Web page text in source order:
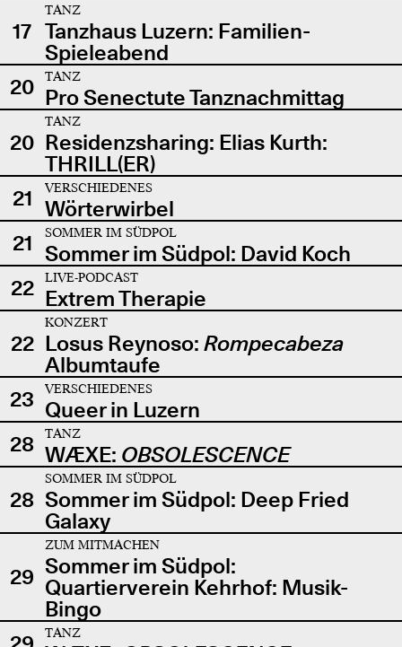
17
TANZ
Tanzhaus Luzern: Familien-
Spieleabend
20
TANZ
Pro Senectute Tanznachmittag
20
TANZ
Residenzsharing: Elias Kurth:
THRILL(ER)
21
VERSCHIEDENES
Wörterwirbel
21
SOMMER IM SÜDPOL
Sommer im Südpol: David Koch
22
LIVE-PODCAST
Extrem Therapie
22
KONZERT
Losus Reynoso: Rompecabeza
Albumtaufe
23
VERSCHIEDENES
Queer in Luzern
28
TANZ
WÆXE: OBSOLESCENCE
28
SOMMER IM SÜDPOL
Sommer im Südpol: Deep Fried
Galaxy
29
ZUM MITMACHEN
Sommer im Südpol:
Quartierverein Kehrhof: Musik-
Bingo
TANZ